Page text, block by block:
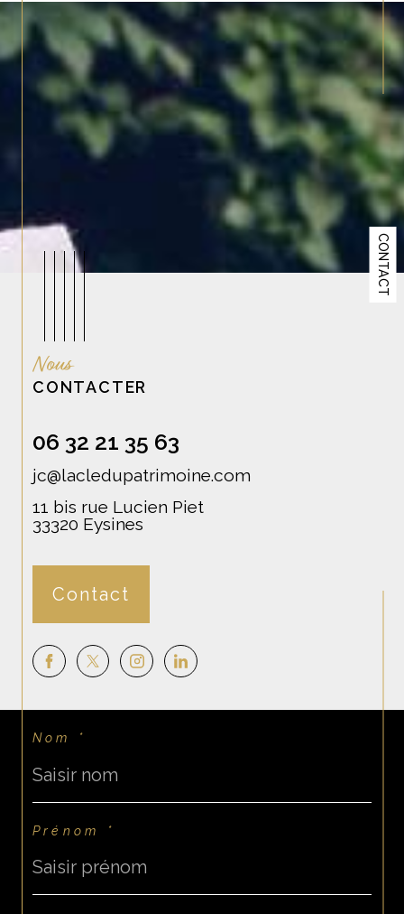
CONTACT
Nom *
Prénom *
Nous
CONTACTER
06 32 21 35 63
jc@lacledupatrimoine.com
11 bis rue Lucien Piet
33320
Eysines
Contact